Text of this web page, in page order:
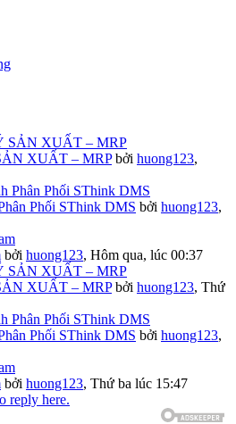
XUẤT – MRP bởi huong123,
Phối SThink DMS bởi huong123,
bởi huong123, Hôm qua, lúc 00:37
XUẤT – MRP bởi huong123, Thứ
Phối SThink DMS bởi huong123,
bởi huong123, Thứ ba lúc 15:47
reply here.